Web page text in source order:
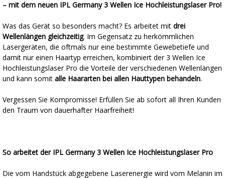
– mit dem neuen IPL Germany 3 Wellen Ice Hochleistungslaser Pro!
Was das Gerät so besonders macht? Es arbeitet mit drei
Wellenlängen gleichzeitig. Im Gegensatz zu herkömmlichen
Lasergeräten, die oftmals nur eine bestimmte Gewebetiefe und
damit nur einen Haartyp erreichen, kombiniert der 3 Wellen Ice
Hochleistungslaser Pro die Vorteile der verschiedenen Wellenlängen
und kann somit alle Haararten bei allen Hauttypen behandeln.
Vergessen Sie Kompromisse! Erfüllen Sie ab sofort all Ihren Kunden
den Traum von dauerhafter Haarfreiheit!
So arbeitet der IPL Germany 3 Wellen Ice Hochleistungslaser Pro
Die vom Handstück abgegebene Laserenergie wird vom Melanin im